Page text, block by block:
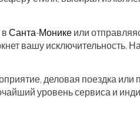
Санта-Монике или
вашу исключительность.
деловая поездка
уровень сервиса и